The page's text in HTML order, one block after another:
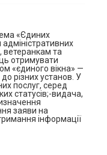
«Єдиних
ветеранкам та
отримувати
«єдиного вікна» —
різних установ. У
послуг, серед
статусів;-видача,
заяви на
інформації